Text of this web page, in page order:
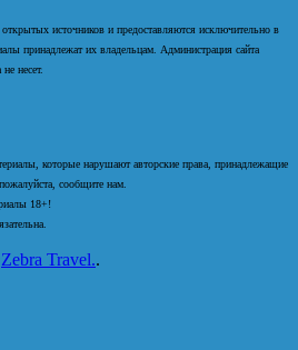
источников и предоставляются исключительно в
принадлежат их владельцам. Администрация сайта
несет.
которые нарушают авторские права, принадлежащие
сообщите нам.
18+!
Zebra Travel..